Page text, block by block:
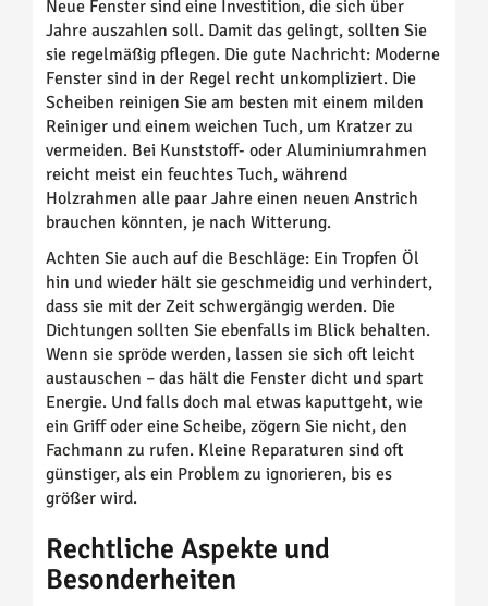
Neue Fenster sind eine Investition, die sich über
Jahre auszahlen soll. Damit das gelingt, sollten Sie
sie regelmäßig pflegen. Die gute Nachricht: Moderne
Fenster sind in der Regel recht unkompliziert. Die
Scheiben reinigen Sie am besten mit einem milden
Reiniger und einem weichen Tuch, um Kratzer zu
vermeiden. Bei Kunststoff- oder Aluminiumrahmen
reicht meist ein feuchtes Tuch, während
Holzrahmen alle paar Jahre einen neuen Anstrich
brauchen könnten, je nach Witterung.
Achten Sie auch auf die Beschläge: Ein Tropfen Öl
hin und wieder hält sie geschmeidig und verhindert,
dass sie mit der Zeit schwergängig werden. Die
Dichtungen sollten Sie ebenfalls im Blick behalten.
Wenn sie spröde werden, lassen sie sich oft leicht
austauschen – das hält die Fenster dicht und spart
Energie. Und falls doch mal etwas kaputtgeht, wie
ein Griff oder eine Scheibe, zögern Sie nicht, den
Fachmann zu rufen. Kleine Reparaturen sind oft
günstiger, als ein Problem zu ignorieren, bis es
größer wird.
Rechtliche Aspekte und
Besonderheiten